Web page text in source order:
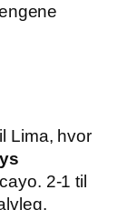
Lima, hvor
2-1 til